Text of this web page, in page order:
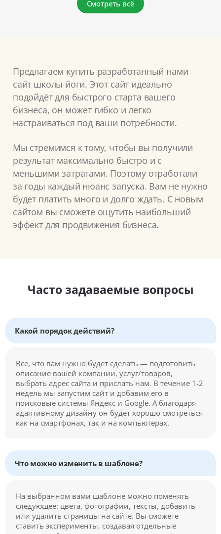
Смотреть всё
Предлагаем купить разработанный нами
сайт школы йоги. Этот сайт идеально
подойдёт для быстрого старта вашего
бизнеса, он может гибко и легко
настраиваться под ваши потребности.
Мы стремимся к тому, чтобы вы получили
результат максимально быстро и с
меньшими затратами. Поэтому отработали
за годы каждый нюанс запуска. Вам не нужно
будет платить много и долго ждать. С новым
сайтом вы сможете ощутить наибольший
эффект для продвижения бизнеса.
Часто задаваемые вопросы
Какой порядок действий?
Все, что вам нужно будет сделать — подготовить
описание вашей компании, услуг/товаров,
выбрать адрес сайта и прислать нам. В течение 1-2
недель мы запустим сайт и добавим его в
поисковые системы Яндекс и Google. А благодаря
адаптивному дизайну он будет хорошо смотреться
как на смартфонах, так и на компьютерах.
Что можно изменить в шаблоне?
На выбранном вами шаблоне можно поменять
следующее: цвета, фотографии, тексты, добавить
или удалить страницы на сайте. Вы сможете
ставить эксперименты, создавая отдельные